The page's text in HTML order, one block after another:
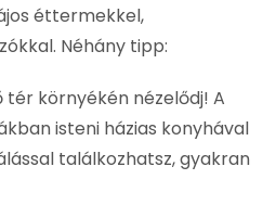
éttermekkel,
Néhány tipp:
tér környékén nézelődj! A
isteni házias konyhával
találkozhatsz, gyakran